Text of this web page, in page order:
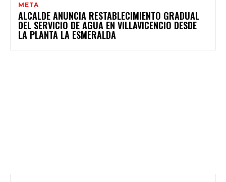
META
ALCALDE ANUNCIA RESTABLECIMIENTO GRADUAL
DEL SERVICIO DE AGUA EN VILLAVICENCIO DESDE
LA PLANTA LA ESMERALDA